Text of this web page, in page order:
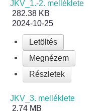
Látnivalók
Egyházak, civilek
Református Egyház
Bölcskei női kar
JKV_1.-2. melléklete
282.38 KB
2024-10-25
Letöltés
Megnézem
Részletek
JKV_3. melléklete
2.74 MB